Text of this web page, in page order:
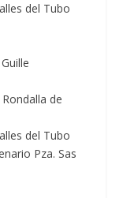
del Tubo
de
del Tubo
Pza. Sas